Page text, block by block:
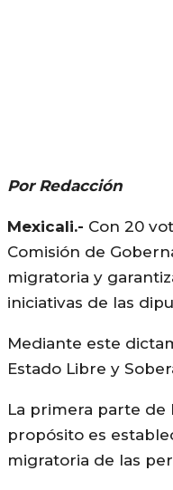
Por Redacción
Mexicali.- Con 20
Comisión de
migratoria y
iniciativas de las
Mediante este
Estado Libre y
La primera parte de
propósito es
migratoria de las